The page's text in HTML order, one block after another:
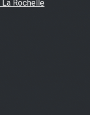
Rochelle